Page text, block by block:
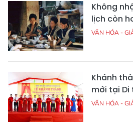
Không
lịch còn
VĂN HÓA -
Khánh
mới tại Di
VĂN HÓA -